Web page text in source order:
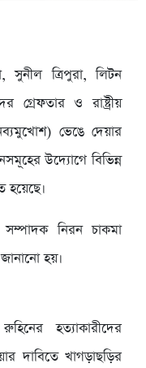
সুনীল ত্রিপুরা, লিটন
গ্রেফতার ও রাষ্ট্রীয়
ভেঙে দেয়ার
উদ্যোগে বিভিন্ন
হয়েছে।
সম্পাদক নিরন চাকমা
হয়।
হত্যাকারীদের
দাবিতে খাগড়াছড়ির